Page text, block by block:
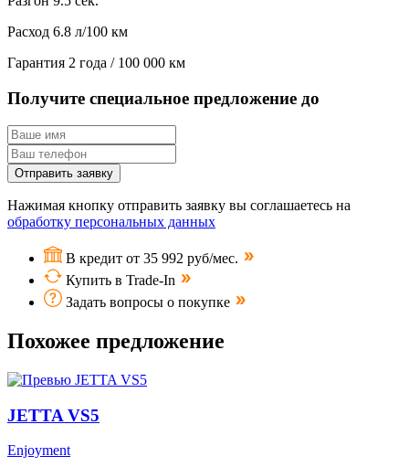
Расход 6.8 л/100 км
Гарантия 2 года / 100 000 км
Получите специальное предложение до
Отправить заявку
Нажимая кнопку отправить заявку вы соглашаетесь на
обработку персональных данных
В кредит от 35 992 руб/мес.
Купить в Trade-In
Задать вопросы о покупке
Похожее предложение
JETTA VS5
Enjoyment